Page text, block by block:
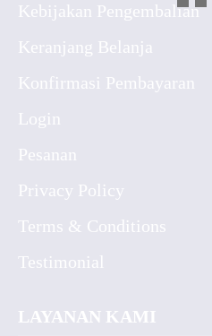
Kebijakan Pengembalian
Keranjang Belanja
Konfirmasi Pembayaran
Login
Pesanan
Privacy Policy
Terms & Conditions
Testimonial
LAYANAN KAMI